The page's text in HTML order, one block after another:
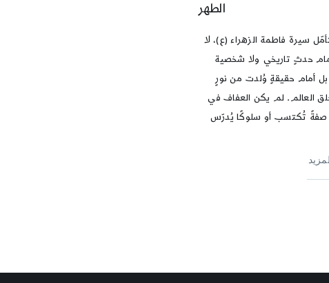
الطهر
سيرة فاطمة الزهراء (ع)، لا
حدثٍ تاريخي ولا شخصية
بل أمام حقيقةٍ وُلدت من نورٍ
العالم. لم يكن العفاف في
صفةً تُكتسب أو سلوكًا يُدرّس